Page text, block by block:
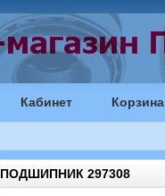
Кабинет Корзина
ПОДШИПНИК 297308